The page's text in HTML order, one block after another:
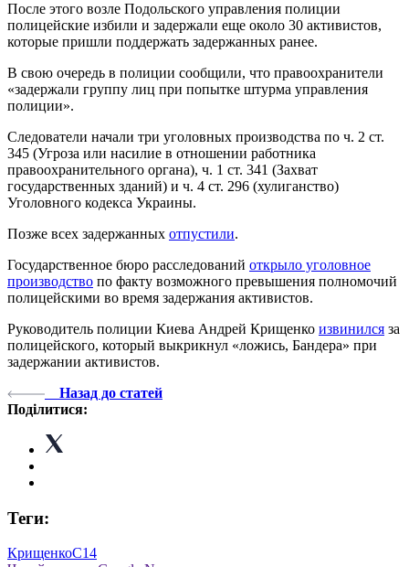
После этого возле Подольского управления полиции
полицейские избили и задержали еще около 30 активистов,
которые пришли поддержать задержанных ранее.
В свою очередь в полиции сообщили, что правоохранители
«задержали группу лиц при попытке штурма управления
полиции».
Следователи начали три уголовных производства по ч. 2 ст.
345 (Угроза или насилие в отношении работника
правоохранительного органа), ч. 1 ст. 341 (Захват
государственных зданий) и ч. 4 ст. 296 (хулиганство)
Уголовного кодекса Украины.
Позже всех задержанных отпустили.
Государственное бюро расследований открыло уголовное
производство по факту возможного превышения полномочий
полицейскими во время задержания активистов.
Руководитель полиции Киева Андрей Крищенко извинился за
полицейского, который выкрикнул «ложись, Бандера» при
задержании активистов.
Назад до статей
Поділитися:
Теги:
КрищенкоС14